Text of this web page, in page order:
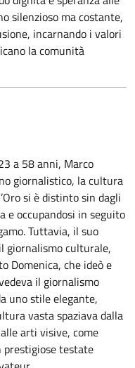
silenzioso ma costante,
incarnando i valori
la comunità
a 58 anni, Marco
giornalistico, la cultura
si è distinto sin dagli
e occupandosi in seguito
Tuttavia, il suo
giornalismo culturale,
Domenica, che ideò e
il giornalismo
uno stile elegante,
vasta spaziava dalla
arti visive, come
prestigiose testate